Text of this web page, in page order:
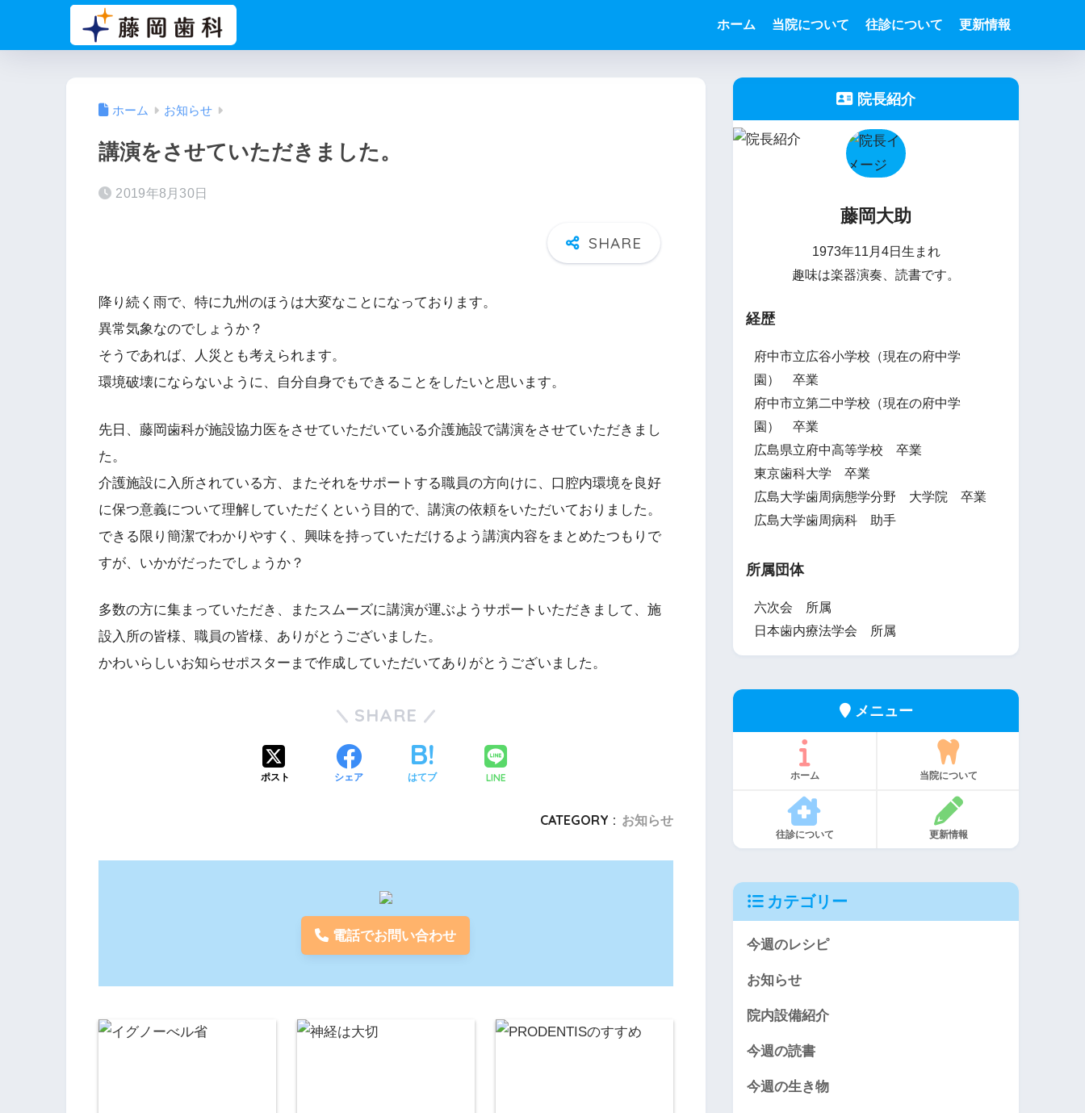
ホーム 当院について 往診について 更新情報
ホーム お知らせ
講演をさせていただきました。
2019年8月30日
降り続く雨で、特に九州のほうは大変なことになっております。
異常気象なのでしょうか？
そうであれば、人災とも考えられます。
環境破壊にならないように、自分自身でもできることをしたいと思います。
先日、藤岡歯科が施設協力医をさせていただいている介護施設で講演をさせていただきまし
た。
介護施設に入所されている方、またそれをサポートする職員の方向けに、口腔内環境を良好
に保つ意義について理解していただくという目的で、講演の依頼をいただいておりました。
できる限り簡潔でわかりやすく、興味を持っていただけるよう講演内容をまとめたつもりで
すが、いかがだったでしょうか？
多数の方に集まっていただき、またスムーズに講演が運ぶようサポートいただきまして、施
設入所の皆様、職員の皆様、ありがとうございました。
かわいらしいお知らせポスターまで作成していただいてありがとうございました。
SHARE
ポスト シェア はてブ LINE
CATEGORY : お知らせ
電話でお問い合わせ
院長紹介
藤岡大助
1973年11月4日生まれ
趣味は楽器演奏、読書です。
経歴
府中市立広谷小学校（現在の府中学
園） 卒業
府中市立第二中学校（現在の府中学
園） 卒業
広島県立府中高等学校 卒業
東京歯科大学 卒業
広島大学歯周病態学分野 大学院 卒業
広島大学歯周病科 助手
所属団体
六次会 所属
日本歯内療法学会 所属
メニュー
ホーム 当院について
往診について 更新情報
カテゴリー
今週のレシピ
お知らせ
院内設備紹介
今週の読書
今週の生き物